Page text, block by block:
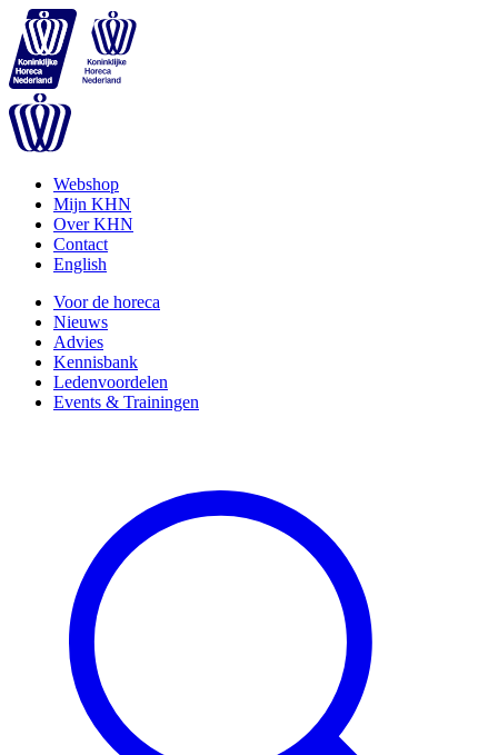
Webshop
Mijn KHN
Over KHN
Contact
English
Voor de horeca
Nieuws
Advies
Kennisbank
Ledenvoordelen
Events & Trainingen